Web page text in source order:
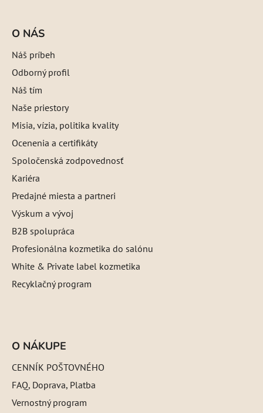
O NÁS
Náš príbeh
Odborný profil
Náš tím
Naše priestory
Misia, vízia, politika kvality
Ocenenia a certifikáty
Spoločenská zodpovednosť
Kariéra
Predajné miesta a partneri
Výskum a vývoj
B2B spolupráca
Profesionálna kozmetika do salónu
White & Private label kozmetika
Recyklačný program
O NÁKUPE
CENNÍK POŠTOVNÉHO
FAQ, Doprava, Platba
Vernostný program